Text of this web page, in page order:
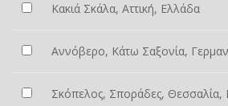
Κακιά Σκάλα, Αττική, Ελλάδα
Αννόβερο, Κάτω Σαξονία,
Σκόπελος, Σποράδες, Θεσσαλία,